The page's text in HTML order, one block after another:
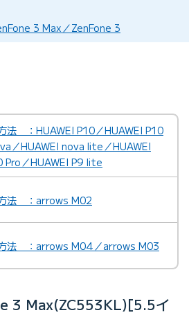
3 Max／ZenFone 3
法 ：HUAWEI P10／HUAWEI P10
／HUAWEI nova lite／HUAWEI
／HUAWEI P9 lite
法 ：arrows M02
法 ：arrows M04／arrows M03
3 Max(ZC553KL)[5.5イ